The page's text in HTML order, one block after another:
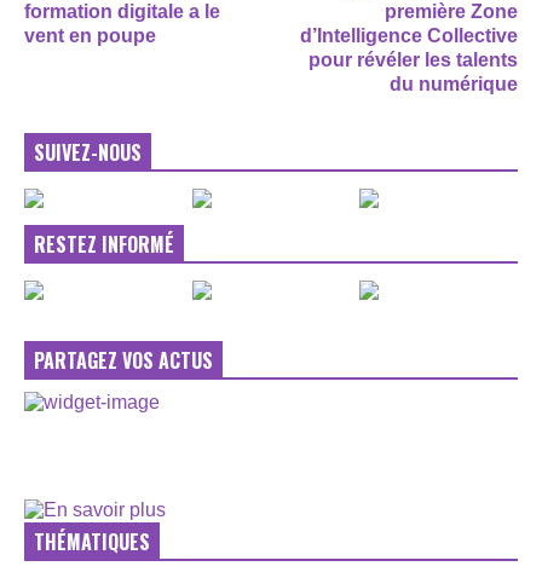
formation digitale a le
vent en poupe
première Zone
d’Intelligence Collective
pour révéler les talents
du numérique
SUIVEZ-NOUS
RESTEZ INFORMÉ
PARTAGEZ VOS ACTUS
THÉMATIQUES